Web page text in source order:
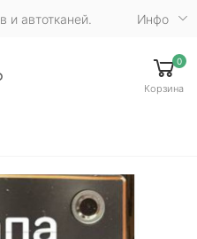
и автотканей. Инфо
0
Корзина